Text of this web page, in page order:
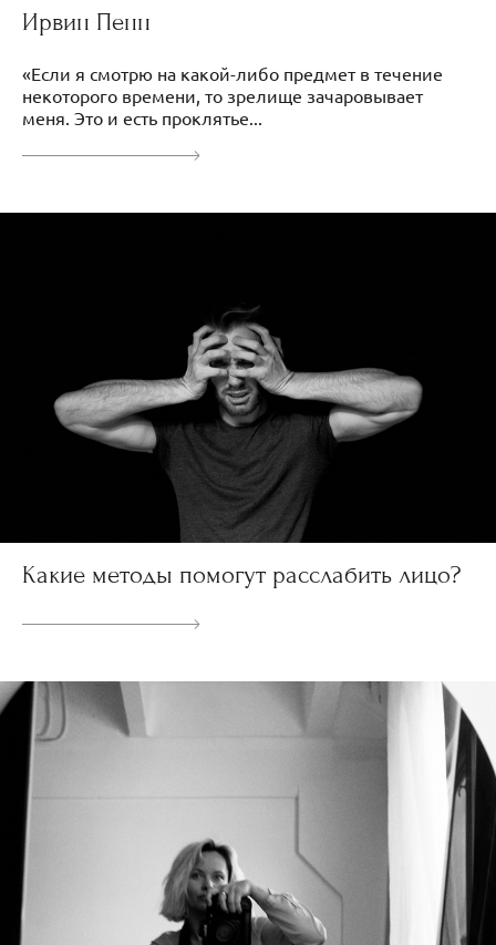
Ирвин Пенн
«Если я смотрю на какой-либо предмет в течение
некоторого времени, то зрелище зачаровывает
меня. Это и есть проклятье...
Какие методы помогут расслабить лицо?